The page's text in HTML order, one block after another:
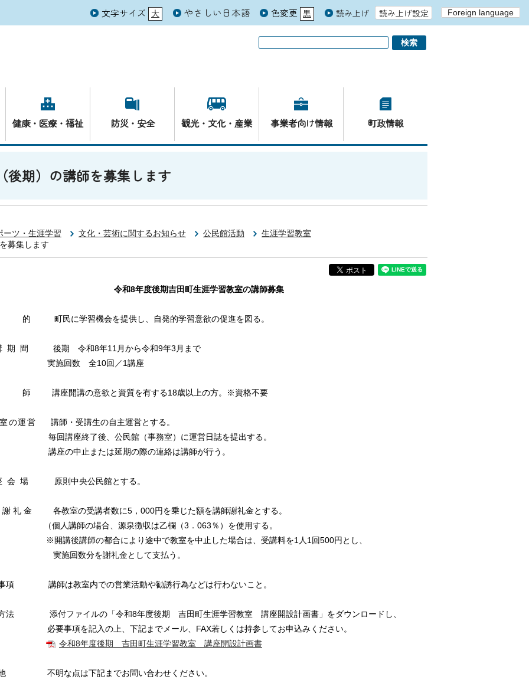
文字サイズ 大
元 やさしい日本語 色変更 黒
青
白 読み上げ 読み上げ設定 Foreign language
健康・医療・福祉 防災・安全 観光・文化・産業 事業者向け情報 町政情報
後期）の講師を募集します
ーツ・生涯学習 文化・芸術に関するお知らせ 公民館活動
生涯学習教室
募集します
令和8年度後期吉田町生涯学習教室の講師募集
町民に学習機会を提供し、自発的学習意欲の促進を図る。
期間
後期 令和8年11月から令和9年3月まで
回数 全10回／1講座
講座開講の意欲と資質を有する18歳以上の方。※資格不要
の運営
講師・受講生の自主運営とする。
毎回講座終了後、公民館（事務室）に運営日誌を提出する。
講座の中止または延期の際の連絡は講師が行う。
会場 原則中央公民館とする。
謝礼金 各教室の受講者数に5，000円を乗じた額を講師謝礼金とする。
（個人講師の場合、源泉徴収は乙欄（3．063％）を使用する。
※開講後講師の都合により途中で教室を中止した場合は、 受講料を1人1回500円とし、
実施回数分を謝礼金として支払う。
項 講師は教室内での営業活動や勧誘行為などは行わないこと。
法 添付ファイルの「令和8年度後期 吉田町生涯学習教室 講座開設計画書」をダウンロードし、
必要事項を記入の上、下記までメール、FAX若しくは持参してお申込みください。
令和8年度後期 吉田町生涯学習教室 講座開設計画書
不明な点は下記までお問い合わせください。